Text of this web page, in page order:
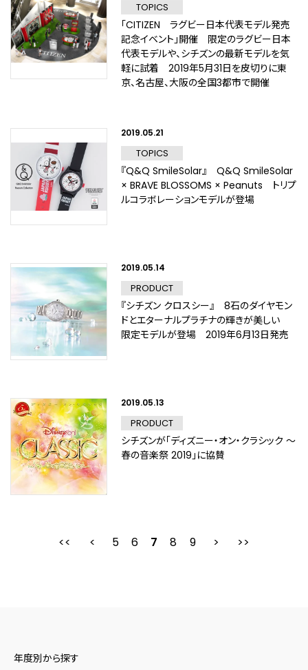
TOPICS
「CITIZEN ラグビー日本代表モデル発売
記念イベント」開催 限定のラグビー日本
代表モデルや、シチズンの最新モデルを気
軽に試着 2019年5月31日を皮切りに東
京、名古屋、大阪の全国3都市で開催
2019.05.21
TOPICS
『Q&Q SmileSolar』 Q&Q SmileSolar
× BRAVE BLOSSOMS × Peanuts トリプ
ルコラボレーションモデルが登場
2019.05.14
PRODUCT
『シチズン クロスシー』 8石のダイヤモン
ドとエターナルプラチナの輝きが美しい
限定モデルが登場 2019年6月13日発売
2019.05.13
PRODUCT
シチズンが「ディズニー・オン・クラシック ～
春の音楽祭 2019」に協賛
最初 前
5 6 7 8 9
年度別から探す